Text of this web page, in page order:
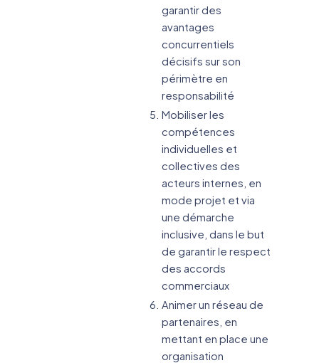
garantir des
avantages
concurrentiels
décisifs sur son
périmètre en
responsabilité
Mobiliser les
compétences
individuelles et
collectives des
acteurs internes, en
mode projet et via
une démarche
inclusive, dans le but
de garantir le respect
des accords
commerciaux
Animer un réseau de
partenaires, en
mettant en place une
organisation